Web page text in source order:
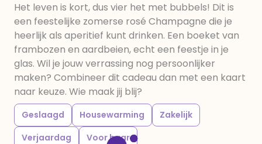
Het leven is kort, dus vier het met bubbels! Dit is
een feestelijke zomerse rosé Champagne die je
heerlijk als aperitief kunt drinken. Een boeket van
frambozen en aardbeien, echt een feestje in je
glas. Wil je jouw verrassing nog persoonlijker
maken? Combineer dit cadeau dan met een kaart
naar keuze. Wie maak jij blij?
Geslaagd Housewarming
Zakelijk
Verjaardag
Voor haar